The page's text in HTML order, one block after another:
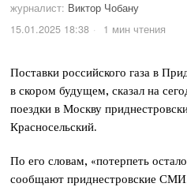
журналист: Виктор Чобану
15.01.2025 18:38
1 мин чтения
Поставки российского газа в
в скором будущем, сказал на
поездки в Москву
Красносельский.
По его словам, «потерпеть
сообщают приднестровские